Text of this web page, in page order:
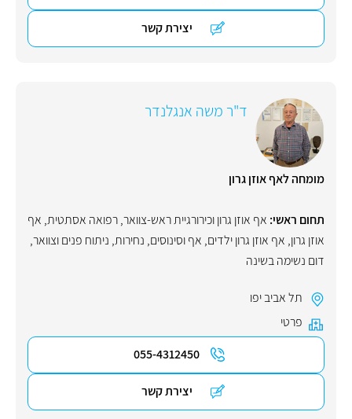
יצירת קשר
ד"ר משה אנגלנדר
מומחה לאף אוזן גרון
תחום ראשי: אף אוזן גרון וכירורגיית ראש-צוואר,רפואה אסתטית, אף
אוזן גרון, אף אוזן גרון ילדים, אף וסינוסים, נחירות, ניתוח פנים וצוואר,
דום נשימה בשינה
תל אביב יפו
פרטי
055-4312450
יצירת קשר